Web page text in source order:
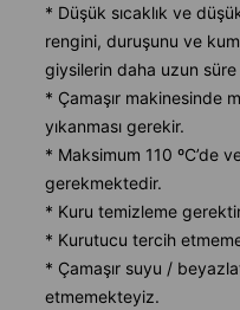
* Düşük sıcaklık ve
rengini, duruşunu ve
giysilerin daha uzun süre
* Çamaşır makinesinde
yıkanması gerekir.
* Maksimum 110 ºC’de
gerekmektedir.
* Kuru temizleme
* Kurutucu tercih
* Çamaşır suyu /
etmemekteyiz.